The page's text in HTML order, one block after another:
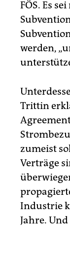
FÖS. Es
werden,
Trittin
zumeist
Verträge
Industrie
Jahre.